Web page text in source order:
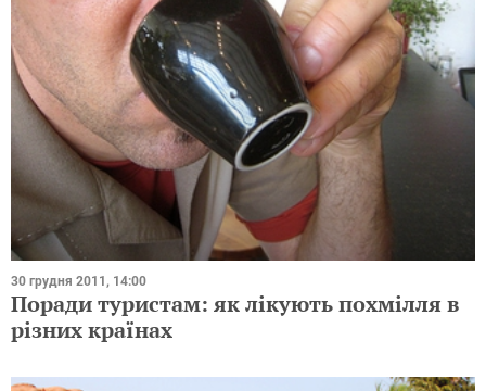
30 грудня 2011, 14:00
Поради туристам: як лікують похмілля в
різних країнах